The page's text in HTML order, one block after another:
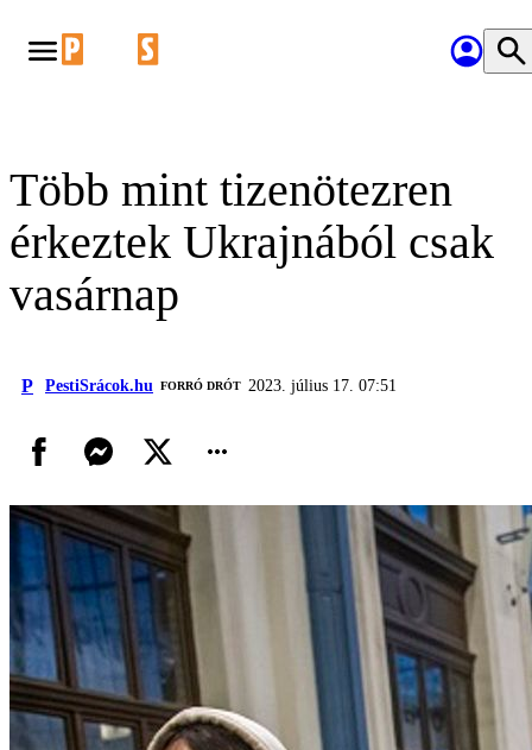
Több mint tizenötezren
érkeztek Ukrajnából csak
vasárnap
P PestiSrácok.hu FORRÓ DRÓT 2023. július 17. 07:51